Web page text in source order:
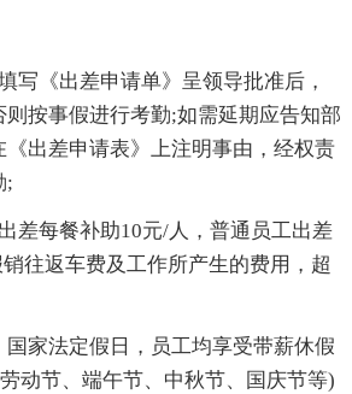
写《出差申请单》呈领导批准后，
按事假进行考勤;如需延期应告知部
《出差申请表》上注明事由，经权责
;
差每餐补助10元/人，普通员工出差
往返车费及工作所产生的费用，超
家法定假日，员工均享受带薪休假
动节、端午节、中秋节、国庆节等)